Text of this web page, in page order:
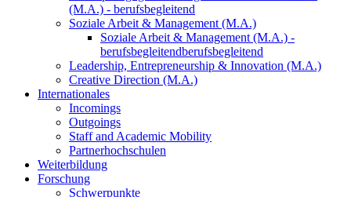
(M.A.) - berufsbegleitend
Soziale Arbeit & Management (M.A.)
Soziale Arbeit & Management (M.A.) -
berufsbegleitendberufsbegleitend
Leadership, Entrepreneurship & Innovation (M.A.)
Creative Direction (M.A.)
Internationales
Incomings
Outgoings
Staff and Academic Mobility
Partnerhochschulen
Weiterbildung
Forschung
Schwerpunkte